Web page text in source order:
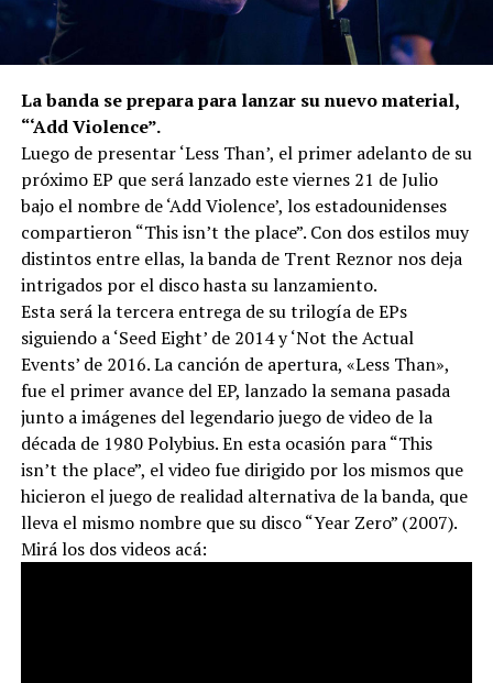
La banda se prepara para lanzar su nuevo material,
“‘Add Violence”.
Luego de presentar ‘Less Than’, el primer adelanto de su
próximo EP que será lanzado este viernes 21 de Julio
bajo el nombre de ‘Add Violence’, los estadounidenses
compartieron “This isn’t the place”. Con dos estilos muy
distintos entre ellas, la banda de Trent Reznor nos deja
intrigados por el disco hasta su lanzamiento.
Esta será la tercera entrega de su trilogía de EPs
siguiendo a ‘Seed Eight’ de 2014 y ‘Not the Actual
Events’ de 2016. La canción de apertura, «Less Than»,
fue el primer avance del EP, lanzado la semana pasada
junto a imágenes del legendario juego de video de la
década de 1980 Polybius. En esta ocasión para “This
isn’t the place”, el video fue dirigido por los mismos que
hicieron el juego de realidad alternativa de la banda, que
lleva el mismo nombre que su disco “Year Zero” (2007).
Mirá los dos videos acá: